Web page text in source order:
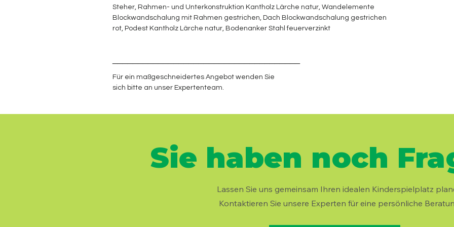
Steher, Rahmen- und Unterkonstruktion Kantholz Lärche natur, Wandelemente
Blockwandschalung mit Rahmen gestrichen, Dach Blockwandschalung gestrichen
rot, Podest Kantholz Lärche natur, Bodenanker Stahl feuerverzinkt
Für ein maßgeschneidertes Angebot wenden Sie
sich bitte an unser Expertenteam.
Sie haben noch
Lassen Sie uns gemeinsam Ihren idealen Kinderspielplatz
Kontaktieren Sie unsere Experten für eine persönliche